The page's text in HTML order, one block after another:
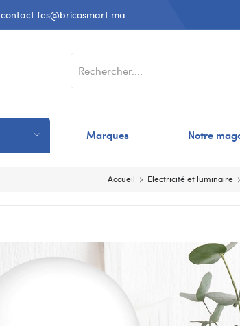
contact.fes@bricosmart.ma
Marques Notre
Accueil Electricité et luminaire